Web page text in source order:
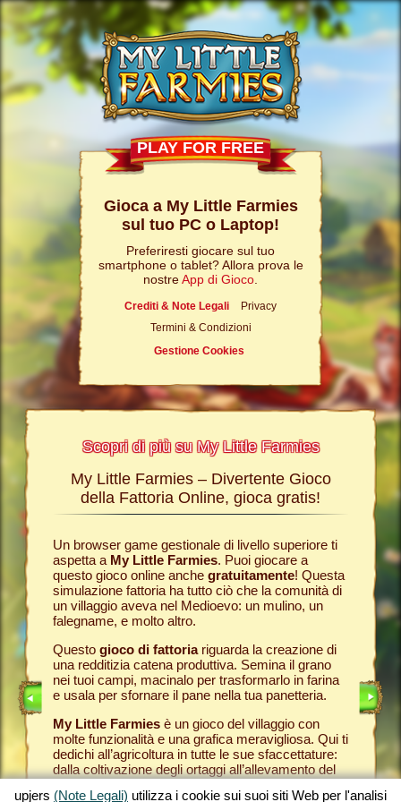
PLAY FOR FREE
Gioca a My Little Farmies
sul tuo PC o Laptop!
Preferiresti giocare sul tuo
smartphone o tablet? Allora prova le
nostreApp di Gioco
Crediti & Note Legali
Privacy
Termini & Condizioni
Gestione Cookies
Scopri di più su My Little Farmies
Nelle
nostro
sui
My Little Farmies – Divertente Gioco
della Fattoria Online, gioca gratis!
Un browser game gestionale di livello superiore ti
aspetta a My Little Farmies. Puoi giocare a
questo gioco online anche gratuitamente! Questa
simulazione fattoria ha tutto ciò che la comunità di
un villaggio aveva nel Medioevo: un mulino, un
falegname, e molto altro.
Questo gioco di fattoriariguarda la creazione di
una redditizia catena produttiva. Semina il grano
nei tuoi campi, macinalo per trasformarlo in farina
e usala per sfornare il pane nella tua panetteria.
My Little Farmiesè un gioco del villaggio con
molte funzionalità e una grafica meravigliosa. Qui ti
dedichi all’agricoltura in tutte le sue sfaccettature:
dalla coltivazione degli ortaggi all’allevamento del
Tutto
nella
Per
nella
Come
ti
che
gran
creato
My
gioco
upjers (Note Legali) utilizza i cookie sui suoi siti Web per l'analisi